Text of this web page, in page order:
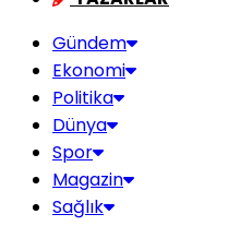
Gündem
Ekonomi
Politika
Dünya
Spor
Magazin
Sağlık